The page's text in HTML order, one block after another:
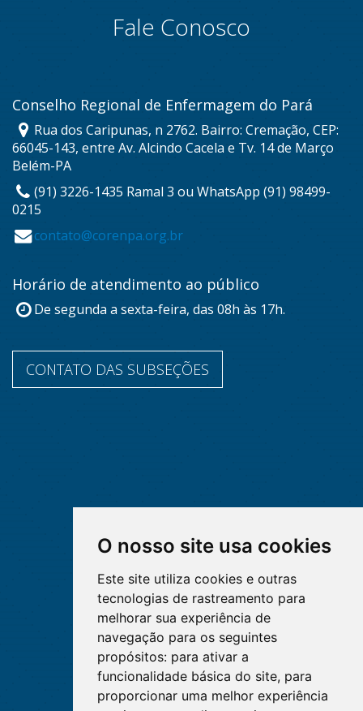
O nosso site usa cookies
Este site utiliza cookies e outras
tecnologias de rastreamento para
melhorar sua experiência de
navegação para os seguintes
propósitos: para ativar a
funcionalidade básica do site, para
proporcionar uma melhor experiência
Fale Conosco
Conselho Regional de Enfermagem do Pará
Rua dos Caripunas, n 2762. Bairro: Cremação, CEP:
66045-143, entre Av. Alcindo Cacela e Tv. 14 de Março
Belém-PA
(91) 3226-1435 Ramal 3 ou WhatsApp (91) 98499-
0215
contato@corenpa.org.br
Horário de atendimento ao público
De segunda a sexta-feira, das 08h às 17h.
CONTATO DAS SUBSEÇÕES